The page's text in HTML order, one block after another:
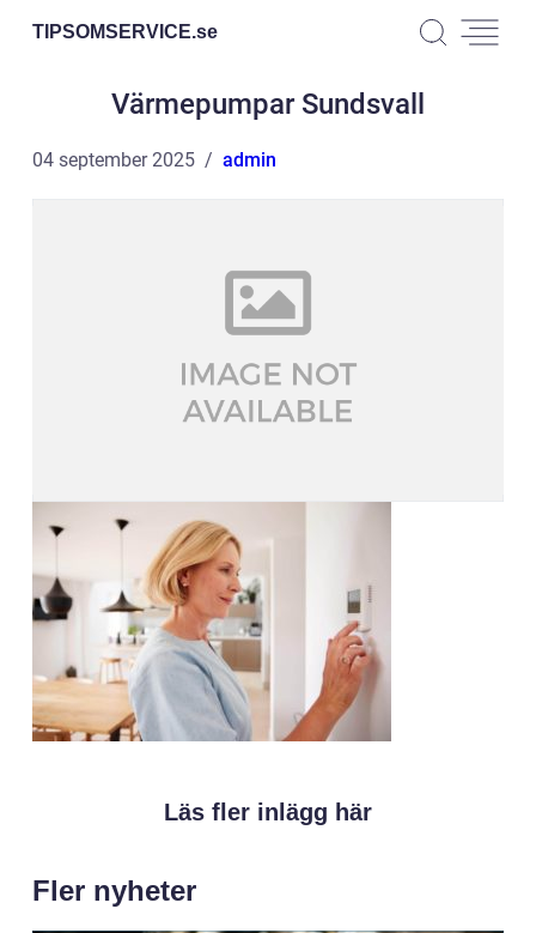
TIPSOMSERVICE.se
Värmepumpar Sundsvall
04 september 2025 admin
Läs fler inlägg här
Fler nyheter